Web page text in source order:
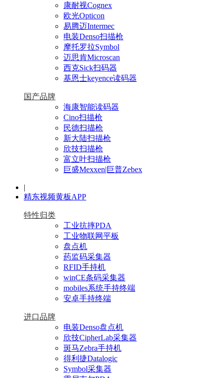
康耐视Cognex
欧光Opticon
易腾迈Intermec
电装Denso扫描枪
摩托罗拉Symbol
迈思肯Microscan
西克Sick扫码器
基恩士keyence读码器
国产品牌
海康智能读码器
Cino扫描枪
民德扫描枪
新大陆扫描枪
欣技扫描枪
富立叶扫描枪
巨盛Mexxen|巨普Zebex
|
精东视频黄板APP
特性归类
工业抗摔PDA
工业物联网平板
盘点机
药监码采集器
RFID手持机
winCE条码采集器
mobiles系统手持终端
安卓手持终端
进口品牌
电装Denso盘点机
欣技CipherLab采集器
斑马Zebra手持机
得利捷Datalogic
Symbol采集器